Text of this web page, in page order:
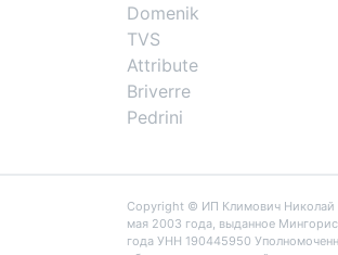
Domenik
TVS
Attribute
Briverre
Pedrini
Copyright © ИП Климович Николай
мая 2003 года, выданное
года УНН 190445950